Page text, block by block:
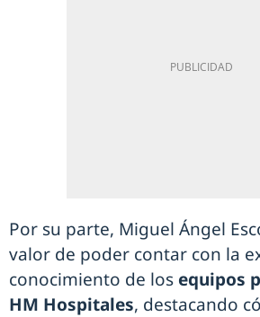
Por su parte, Miguel Ángel
valor de poder contar con la
conocimiento de los equipos
HM Hospitales, destacando